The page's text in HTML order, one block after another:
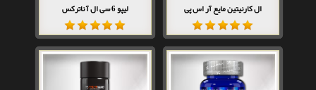
ال کارنیتین مایع آر اس پی لیپو 6 سی ال آ ناترکس